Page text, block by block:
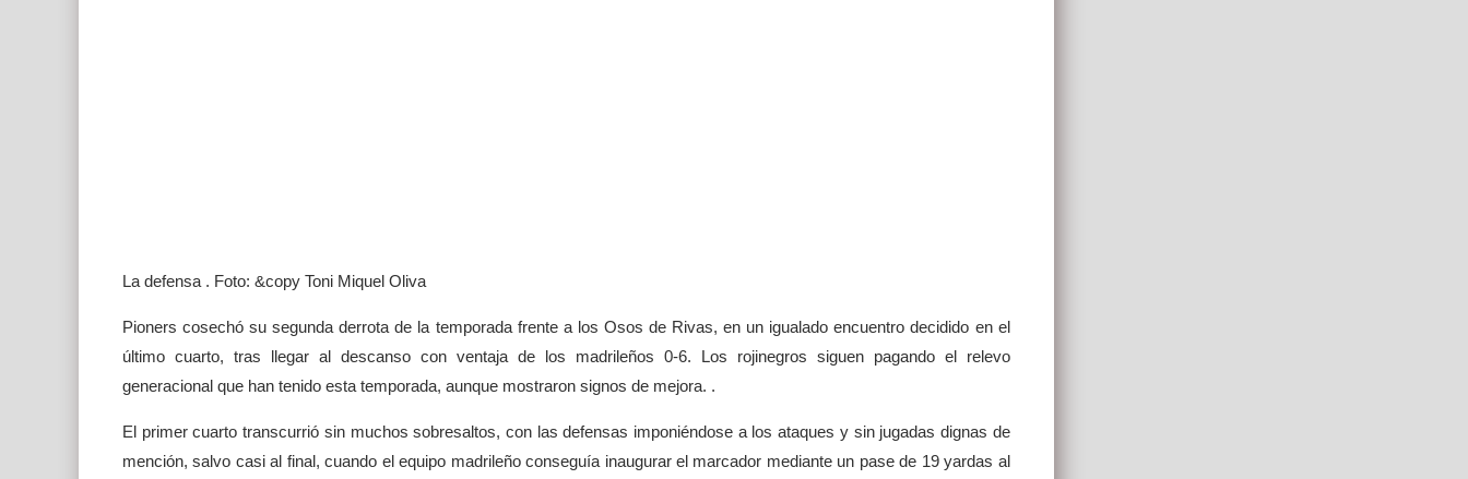
La defensa . Foto: &copy Toni Miquel Oliva
Pioners cosechó su segunda derrota de la temporada frente a los Osos de Rivas, en un igualado encuentro decidido en el
último cuarto, tras llegar al descanso con ventaja de los madrileños 0-6. Los rojinegros siguen pagando el relevo
generacional que han tenido esta temporada, aunque mostraron signos de mejora. .
El primer cuarto transcurrió sin muchos sobresaltos, con las defensas imponiéndose a los ataques y sin jugadas dignas de
mención, salvo casi al final, cuando el equipo madrileño conseguía inaugurar el marcador mediante un pase de 19 yardas al